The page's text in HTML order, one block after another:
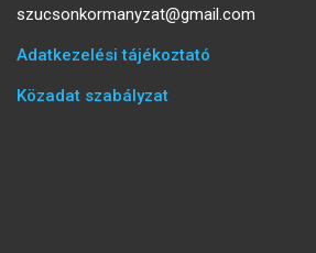
szucsonkormanyzat@gmail.com
Adatkezelési tájékoztató
Közadat szabályzat